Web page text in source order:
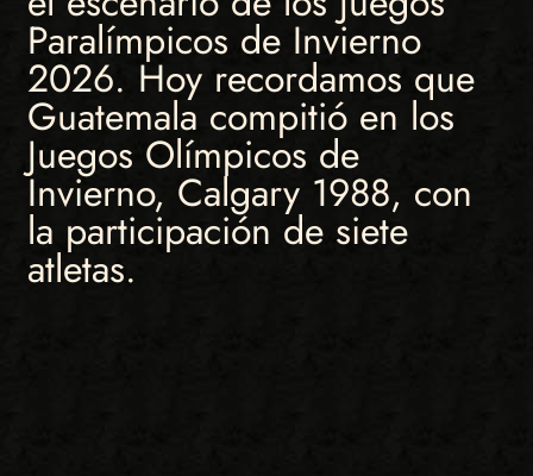
Paralímpicos de Invierno
2026. Hoy recordamos que
Guatemala compitió en los
Juegos Olímpicos de
Invierno, Calgary 1988, con
la participación de siete
atletas.